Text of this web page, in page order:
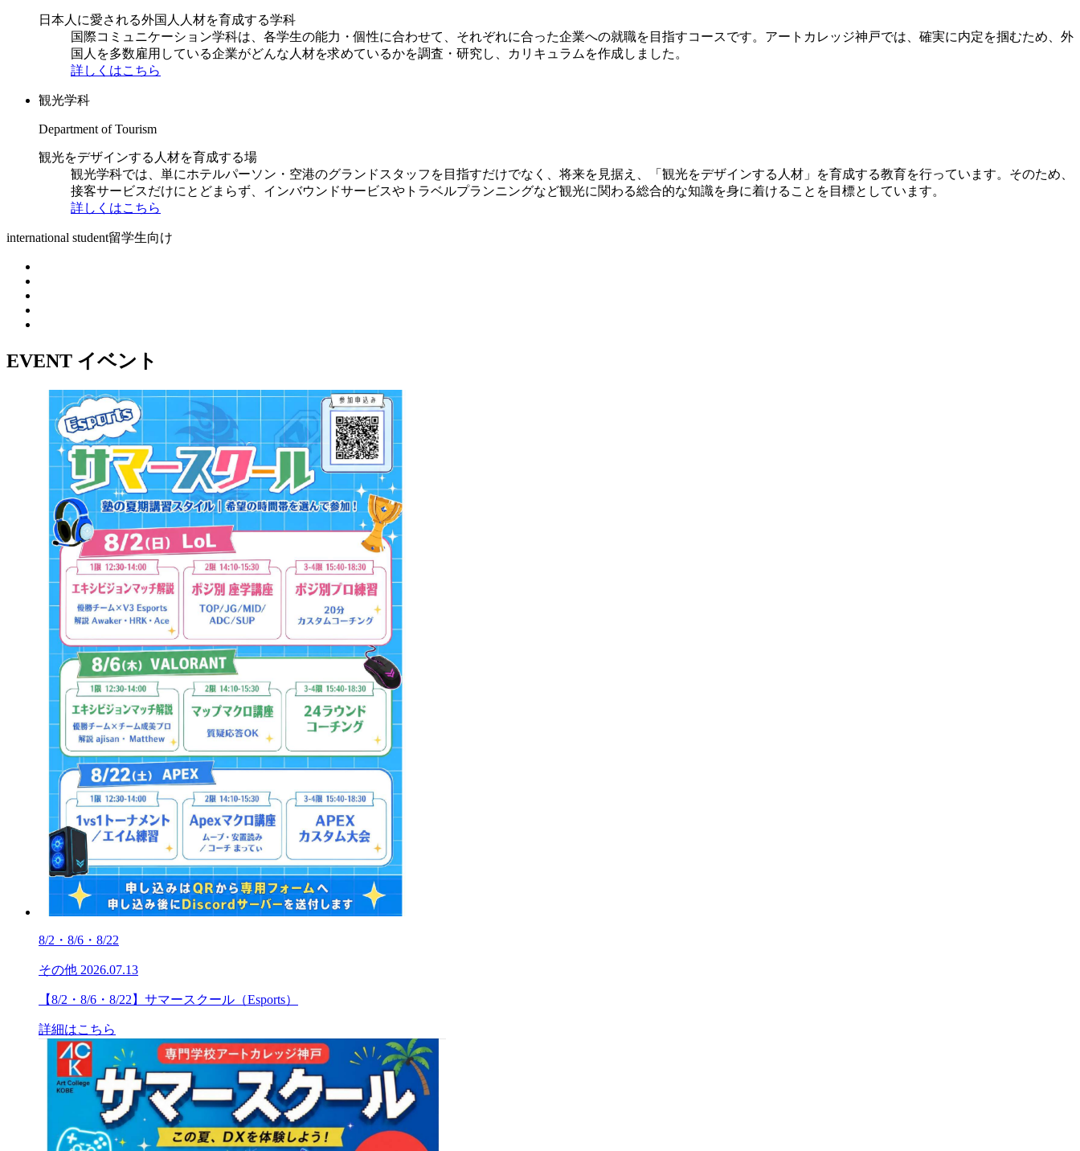
日本人に愛される外国人人材を育成する学科
国際コミュニケーション学科は、各学生の能力・個性に合わせて、それぞれに合った企業への就職を目指すコースです。アートカレッジ神戸では、確実に内定を掴むため、外
国人を多数雇用している企業がどんな人材を求めているかを調査・研究し、カリキュラムを作成しました。
詳しくはこちら
観光学科
Department of Tourism
観光をデザインする人材を育成する場
観光学科では、単にホテルパーソン・空港のグランドスタッフを目指すだけでなく、将来を見据え、「観光をデザインする人材」を育成する教育を行っています。そのため、
接客サービスだけにとどまらず、インバウンドサービスやトラベルプランニングなど観光に関わる総合的な知識を身に着けることを目標としています。
詳しくはこちら
international student留学生向け
EVENT イベント
8/2・8/6・8/22
その他 2026.07.13
【8/2・8/6・8/22】サマースクール（Esports）
詳細はこちら